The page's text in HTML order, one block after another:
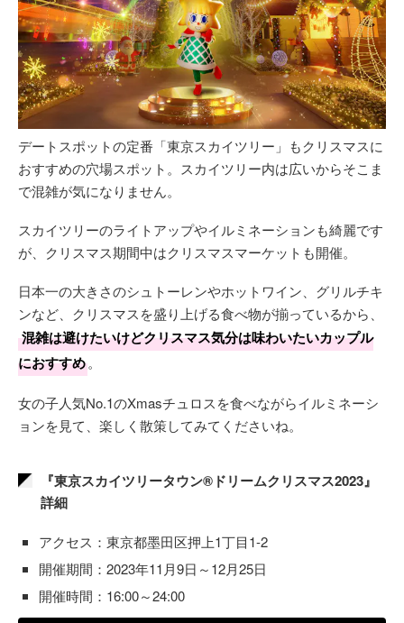
デートスポットの定番「東京スカイツリー」もクリスマスに
おすすめの穴場スポット。スカイツリー内は広いからそこま
で混雑が気になりません。
スカイツリーのライトアップやイルミネーションも綺麗です
が、クリスマス期間中はクリスマスマーケットも開催。
日本一の大きさのシュトーレンやホットワイン、グリルチキ
ンなど、クリスマスを盛り上げる食べ物が揃っているから、
混雑は避けたいけどクリスマス気分は味わいたいカップル
におすすめ。
女の子人気No.1のXmasチュロスを食べながらイルミネーシ
ョンを見て、楽しく散策してみてくださいね。
『東京スカイツリータウン®ドリームクリスマス2023』
詳細
アクセス：東京都墨田区押上1丁目1-2
開催期間：2023年11月9日～12月25日
開催時間：16:00～24:00